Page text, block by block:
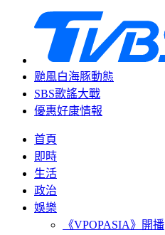
颱風白海豚動態
SBS歌謠大戰
優惠好康情報
首頁
即時
生活
政治
娛樂
《VPOPASIA》開播